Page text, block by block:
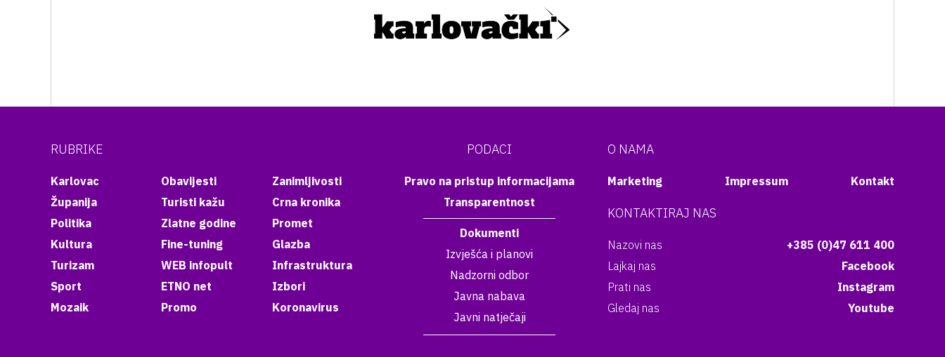
RUBRIKE
Karlovac
Županija
Politika
Kultura
Turizam
Sport
Mozaik
Obavijesti
Turisti kažu
Zlatne godine
Fine-tuning
WEB infopult
ETNO net
Promo
Zanimljivosti
Crna kronika
Promet
Glazba
Infrastruktura
Izbori
Koronavirus
PODACI
Pravo na pristup informacijama
Transparentnost
Dokumenti
Izvješća i planovi
Nadzorni odbor
Javna nabava
Javni natječaji
O NAMA
Marketing Impressum Kontakt
KONTAKTIRAJ NAS
Nazovi nas
+385 (0)47 611 400
Lajkaj nas
Facebook
Prati nas
Instagram
Gledaj nas
Youtube